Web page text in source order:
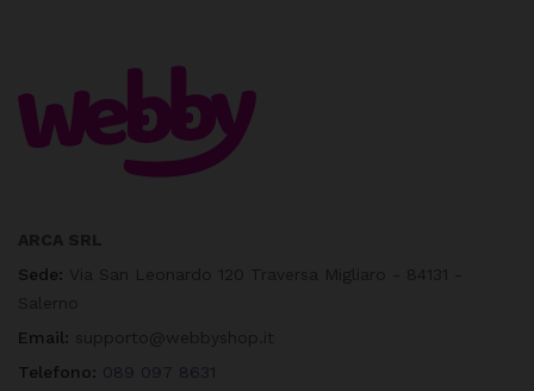
Sede:
Email:
Telefono: 089 097 8631